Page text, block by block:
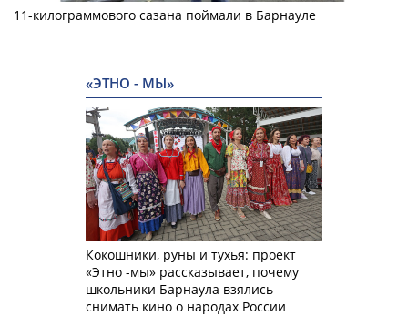
11-килограммового сазана поймали в Барнауле
«ЭТНО - МЫ»
Кокошники, руны и тухья: проект
«Этно -мы» рассказывает, почему
школьники Барнаула взялись
снимать кино о народах России